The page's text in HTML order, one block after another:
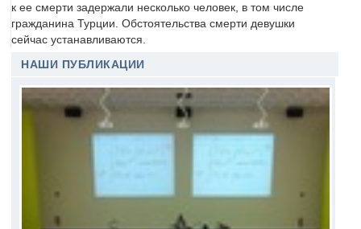
к ее смерти задержали несколько человек, в том числе
гражданина Турции. Обстоятельства смерти девушки
сейчас устанавливаются.
НАШИ ПУБЛИКАЦИИ